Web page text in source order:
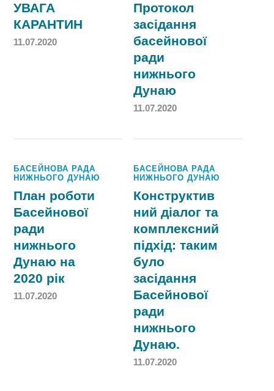
УВАГА
КАРАНТИН
11.07.2020
Протокол
засідання
басейнової
ради
нижнього
Дунаю
11.07.2020
БАСЕЙНОВА РАДА
НИЖНЬОГО ДУНАЮ
План роботи
Басейнової
ради
нижнього
Дунаю на
2020 рік
11.07.2020
БАСЕЙНОВА РАДА
НИЖНЬОГО ДУНАЮ
Конструктив
ний діалог та
комплексний
підхід: таким
було
засідання
Басейнової
ради
нижнього
Дунаю.
11.07.2020